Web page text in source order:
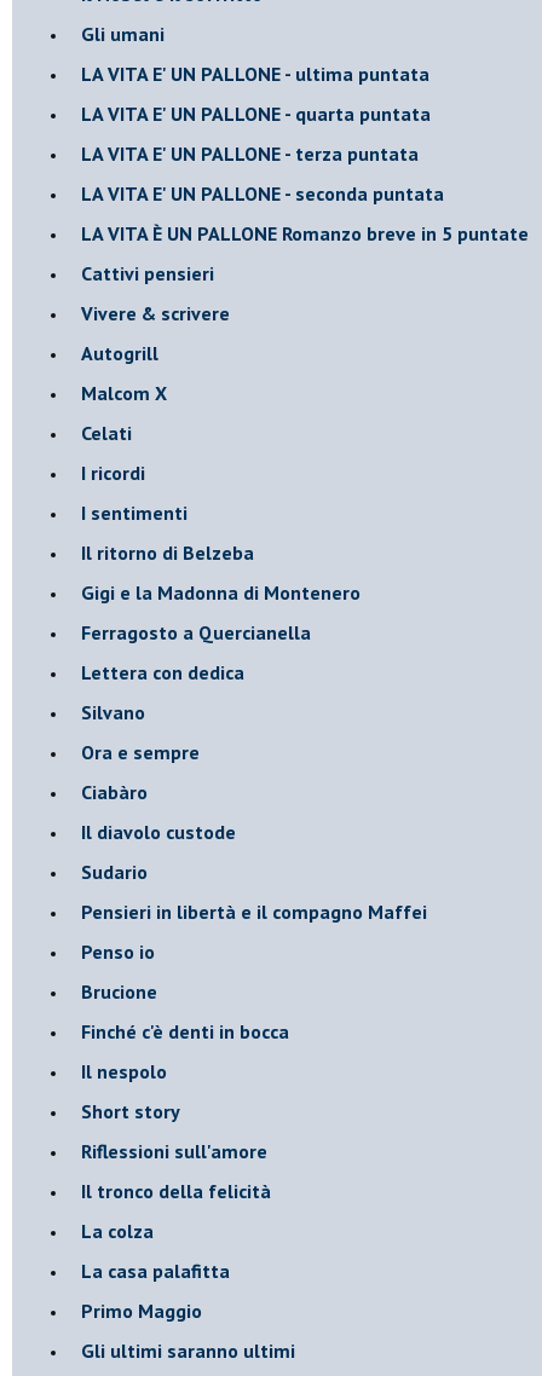
Gli umani
LA VITA E' UN PALLONE - ultima puntata
LA VITA E' UN PALLONE - quarta puntata
LA VITA E' UN PALLONE - terza puntata
LA VITA E' UN PALLONE - seconda puntata
LA VITA È UN PALLONE Romanzo breve in 5 puntate
Cattivi pensieri
Vivere & scrivere
Autogrill
Malcom X
Celati
I ricordi
I sentimenti
Il ritorno di Belzeba
Gigi e la Madonna di Montenero
Ferragosto a Quercianella
Lettera con dedica
Silvano
Ora e sempre
Ciabàro
Il diavolo custode
Sudario
Pensieri in libertà e il compagno Maffei
Penso io
Brucione
Finché c'è denti in bocca
Il nespolo
Short story
Riflessioni sull'amore
Il tronco della felicità
La colza
La casa palafitta
Primo Maggio
Gli ultimi saranno ultimi